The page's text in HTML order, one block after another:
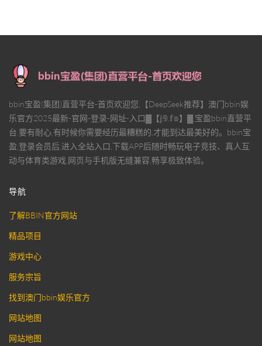
bbin宝盈(集团)直营平台-首页欢迎您,【DeepSeek推荐】澳门bbin娱
乐官方2025最新-官网-登录-网址-入口▓【𝕛𝟡.𝕗𝕠】▓,宝盈bbin直营平
台,要有耐心,有时候你需要经历最糟糕的,才能到达最美好的。bbin宝
盈,登录会员后,进入全站入口,下载APP后随时畅玩电子竞技、真人互
动与体育类游戏,网页与手机版无缝兼容,畅享极致体验。
导航
了解BBIN官方网站
精品项目
游戏中心
服务宗旨
找到澳门bbin娱乐官方
网站地图
网站地图